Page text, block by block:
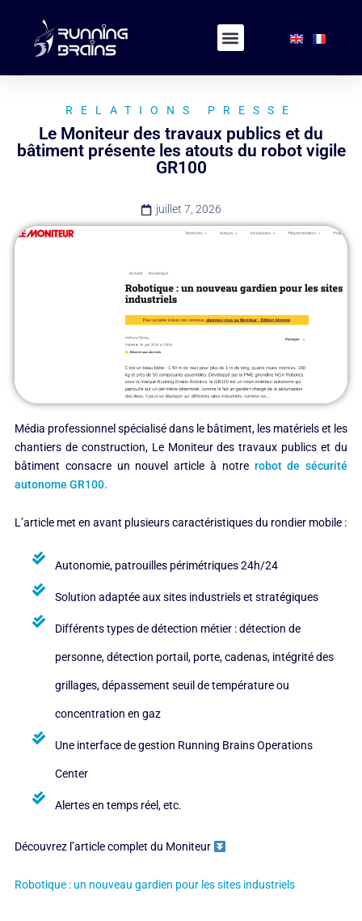
RELATIONS PRESSE
Le Moniteur des travaux publics et du
bâtiment présente les atouts du robot vigile
GR100
juillet 7, 2026
Média professionnel spécialisé dans le bâtiment, les matériels et les
chantiers de construction, Le Moniteur des travaux publics et du
bâtiment consacre un nouvel article à notre robot de sécurité
autonome GR100.
L’article met en avant plusieurs caractéristiques du rondier mobile :
Autonomie, patrouilles périmétriques 24h/24
Solution adaptée aux sites industriels et stratégiques
Différents types de détection métier : détection de
personne, détection portail, porte, cadenas, intégrité des
grillages, dépassement seuil de température ou
concentration en gaz
Une interface de gestion Running Brains Operations
Center
Alertes en temps réel, etc.
Découvrez l’article complet du Moniteur
Robotique : un nouveau gardien pour les sites industriels